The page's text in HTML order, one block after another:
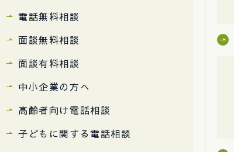
電話無料相談
面談無料相談
面談有料相談
中小企業の方へ
高齢者向け電話相談
子どもに関する電話相談